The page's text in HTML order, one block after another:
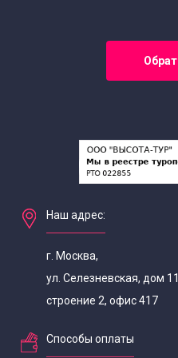
Наш адрес:
г. Москва,
ул. Селезневская, дом
строение 2, офис 417
Способы оплаты